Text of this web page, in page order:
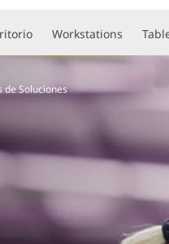
Workstations
de Soluciones